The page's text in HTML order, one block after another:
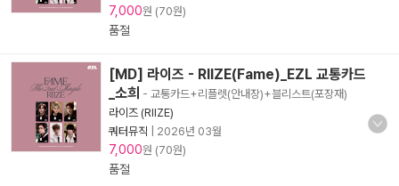
7,000원 (70원)
품절
[MD] 라이즈 - RIIZE(Fame)_EZL 교통카드
_소희 - 교통카드+리플렛(안내장)+블리스트(포장재)
라이즈 (RIIZE)
쿼터뮤직
2026년 03월
7,000원 (70원)
품절